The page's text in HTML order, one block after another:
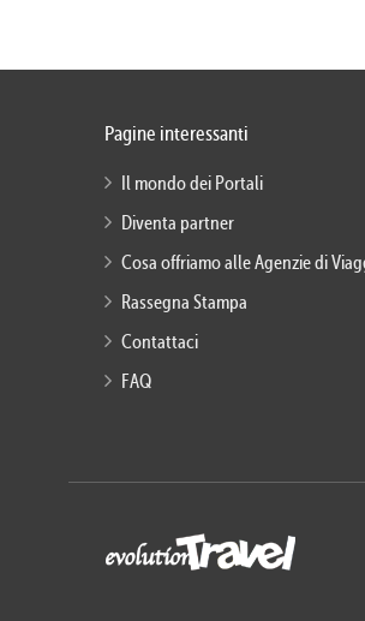
Pagine interessanti
Il mondo dei Portali
Diventa partner
Cosa offriamo alle Agenzie di
Rassegna Stampa
Contattaci
FAQ